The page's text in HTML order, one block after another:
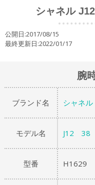
シャネル
公開日:2017/08/15
最終更新日:2022/01/17
腕
ブランド名 シャネル
モデル名 J12 38
型番 H1629